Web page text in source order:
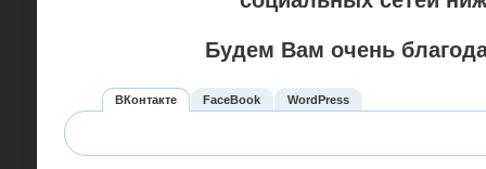
Будем Вам очень
ВКонтакте FaceBook WordPress